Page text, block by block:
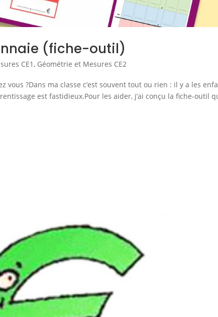
(fiche-outil)
CE1 , Géométrie et Mesures CE2
vous ?Dans ma classe c’est souvent tout ou rien : il y a les
est fastidieux.Pour les aider, j’ai conçu la fiche-outil